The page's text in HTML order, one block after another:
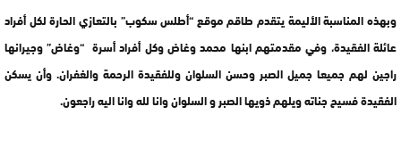
وبهذه المناسبة الأليمة يتقدم طاقم موقع “أطلس سكوب” بالتعازي الحارة لكل أفراد
عائلة الفقيدة، وفي مقدمتهم ابنها محمد وغاض وكل أفراد أسرة “وغاض” وجيرانها
راجين لهم جميعا جميل الصبر وحسن السلوان وللفقيدة الرحمة والغفران. وأن يسكن
الفقيدة فسيح جناته ويلهم ذويها الصبر و السلوان وانا لله وانا اليه راجعون.